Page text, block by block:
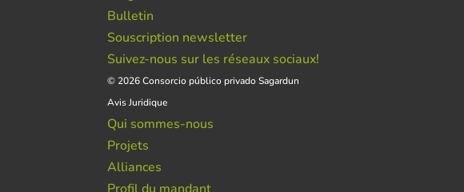
Bulletin
Souscription newsletter
Suivez-nous sur les réseaux sociaux!
© 2026 Consorcio público privado Sagardun
Avis Juridique
Qui sommes-nous
Projets
Alliances